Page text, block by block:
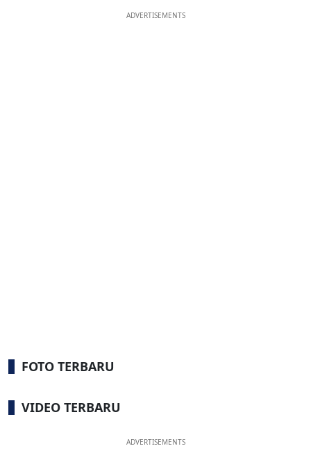
ADVERTISEMENTS
FOTO TERBARU
VIDEO TERBARU
ADVERTISEMENTS